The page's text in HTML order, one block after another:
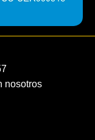
nosotros